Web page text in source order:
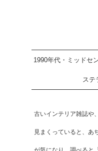
1990年代・ミッドセ
ステ
古いインテリア雑誌や
見まくっていると、あ